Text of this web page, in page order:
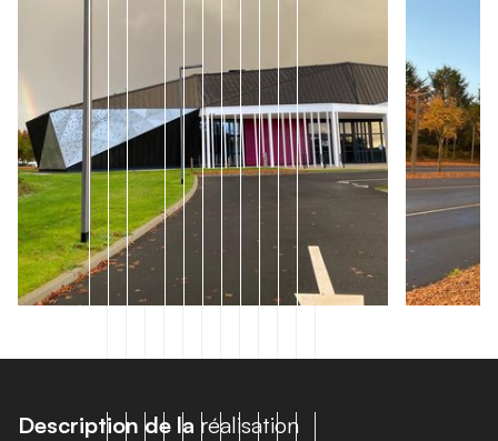
Description de la réalisation